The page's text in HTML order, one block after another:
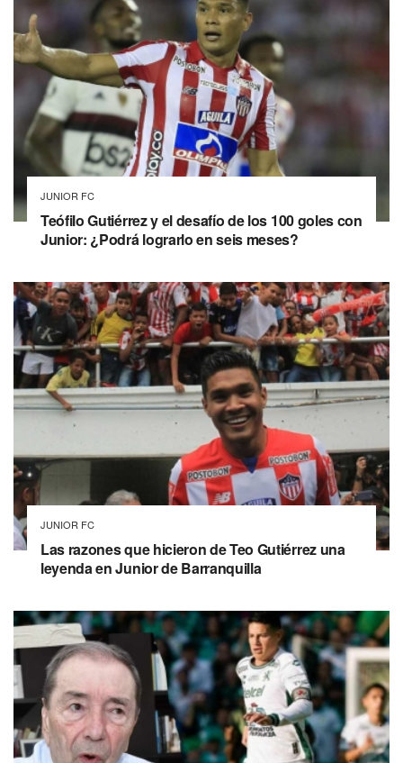
JUNIOR FC
Teófilo Gutiérrez y el desafío de los 100 goles con
Junior: ¿Podrá lograrlo en seis meses?
JUNIOR FC
Las razones que hicieron de Teo Gutiérrez una
leyenda en Junior de Barranquilla